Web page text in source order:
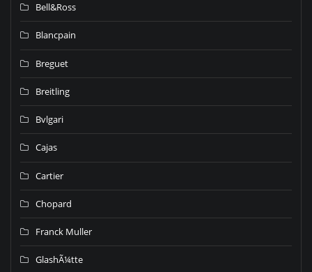
Bell&Ross
Blancpain
Breguet
Breitling
Bvlgari
Cajas
Cartier
Chopard
Franck Muller
GlashÃ¼tte